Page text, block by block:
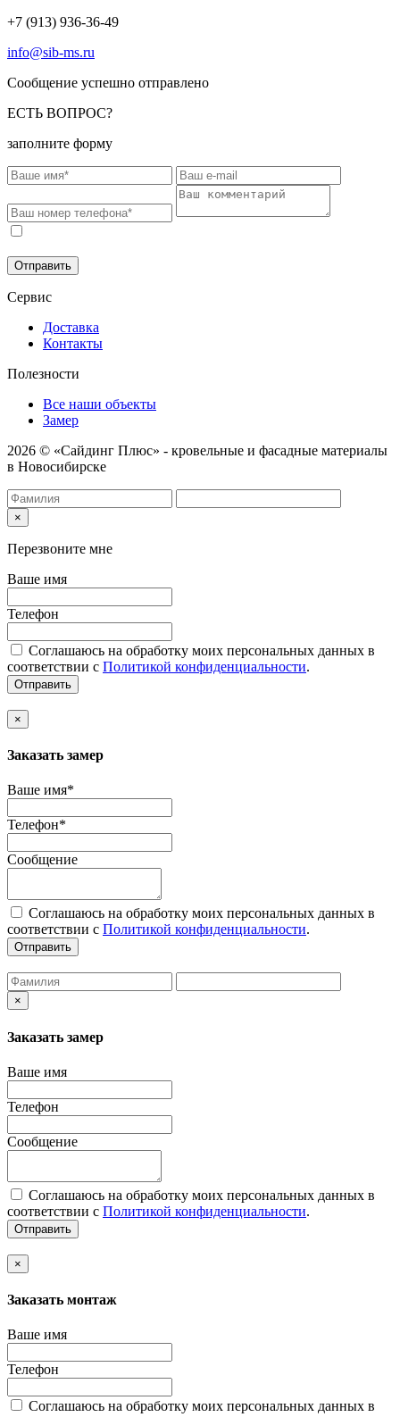
+7 (913) 936-36-49
info@sib-ms.ru
Сообщение успешно отправлено
ЕСТЬ ВОПРОС?
заполните форму
Отправить
Сервис
Доставка
Контакты
Полезности
Все наши объекты
Замер
2026 © «Сайдинг Плюс» - кровельные и фасадные материалы
в Новосибирске
×
Перезвоните мне
Ваше имя
Телефон
Соглашаюсь на обработку моих персональных данных в
соответствии с Политикой конфиденциальности.
Отправить
×
Заказать замер
Ваше имя*
Телефон*
Сообщение
Соглашаюсь на обработку моих персональных данных в
соответствии с Политикой конфиденциальности.
Отправить
×
Заказать замер
Ваше имя
Телефон
Сообщение
Соглашаюсь на обработку моих персональных данных в
соответствии с Политикой конфиденциальности.
Отправить
×
Заказать монтаж
Ваше имя
Телефон
Соглашаюсь на обработку моих персональных данных в